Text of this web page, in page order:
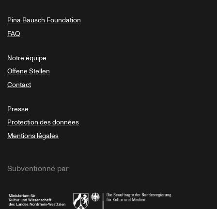
Pina Bausch Foundation
FAQ
Notre équipe
Offene Stellen
Contact
Presse
Protection des données
Mentions légales
Subventionné par